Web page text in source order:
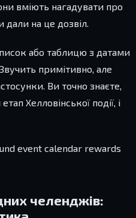
вміють нагадувати про
дали на це дозвіл.
або таблицю з датами
примітивно, але
Ви точно знаєте,
Хелловінської події, і
event calendar rewards
челенджів: